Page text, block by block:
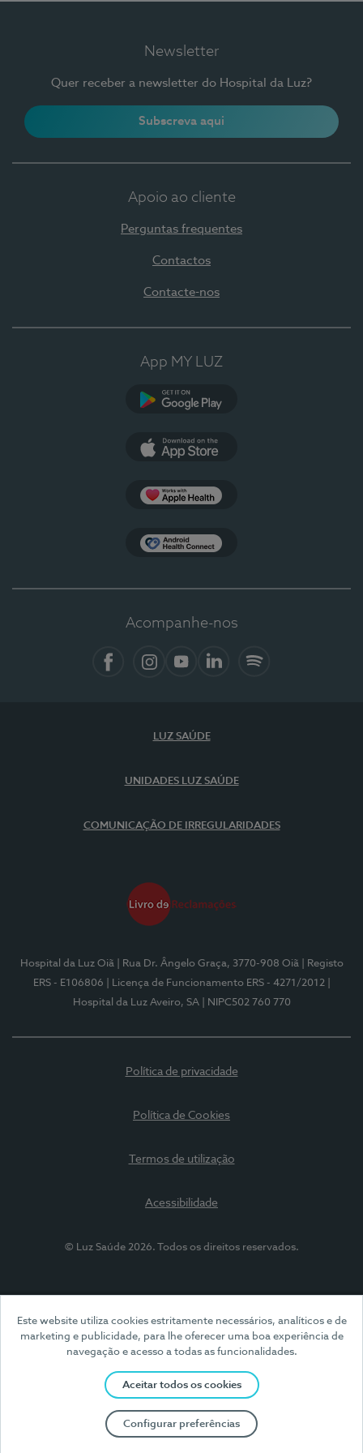
Este website utiliza cookies estritamente necessários, analíticos e de
marketing e publicidade, para lhe oferecer uma boa experiência de
navegação e acesso a todas as funcionalidades.
Aceitar todos os cookies
Configurar preferências
Newsletter
Quer receber a newsletter do Hospital da Luz?
Subscreva aqui
Apoio ao cliente
Perguntas frequentes
Contactos
Contacte-nos
App MY LUZ
Acompanhe-nos
LUZ SAÚDE
UNIDADES LUZ SAÚDE
COMUNICAÇÃO DE IRREGULARIDADES
Hospital da Luz Oiã | Rua Dr. Ângelo Graça, 3770-908 Oiã
| Registo
ERS - E106806
| Licença de Funcionamento ERS - 4271/2012
Hospital da Luz Aveiro, SA
| NIPC502 760 770
Política de privacidade
Política de Cookies
Termos de utilização
Acessibilidade
© Luz Saúde 2026. Todos os direitos reservados.